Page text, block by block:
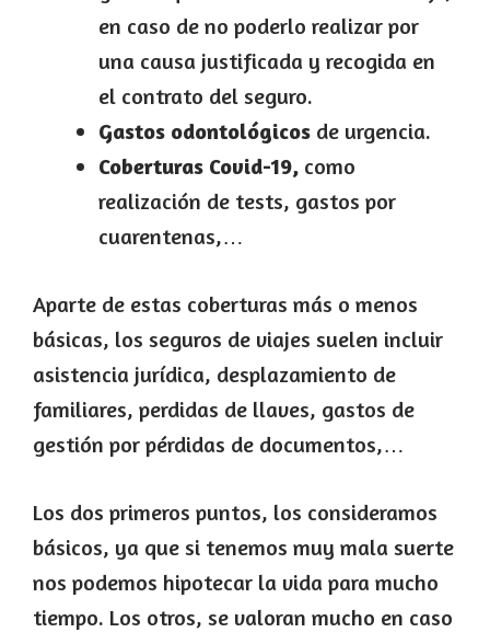
en caso de no poderlo realizar por
una causa justificada y recogida en
el contrato del seguro.
Gastos odontológicos de urgencia.
Coberturas Covid-19, como
realización de tests, gastos por
cuarentenas,…
Aparte de estas coberturas más o menos
básicas, los seguros de viajes suelen incluir
asistencia jurídica, desplazamiento de
familiares, perdidas de llaves, gastos de
gestión por pérdidas de documentos,…
Los dos primeros puntos, los consideramos
básicos, ya que si tenemos muy mala suerte
nos podemos hipotecar la vida para mucho
tiempo. Los otros, se valoran mucho en caso